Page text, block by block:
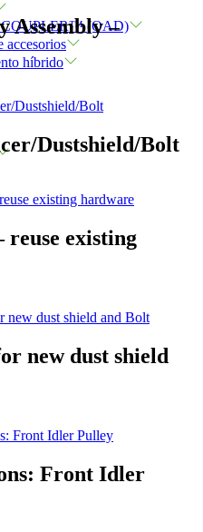
(OAD)
accesorios
híbrido
Assembly –
Dustshield/Bolt
existing
new dust shield
Front Idler